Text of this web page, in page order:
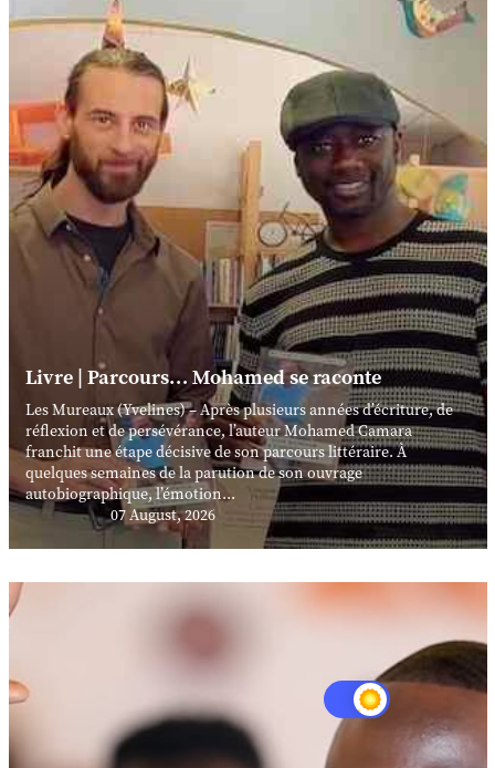
Livre | Parcours… Mohamed se raconte
Les Mureaux (Yvelines) – Après plusieurs années d’écriture, de
réflexion et de persévérance, l’auteur Mohamed Camara
franchit une étape décisive de son parcours littéraire. À
quelques semaines de la parution de son ouvrage
autobiographique, l’émotion...
07 August, 2026